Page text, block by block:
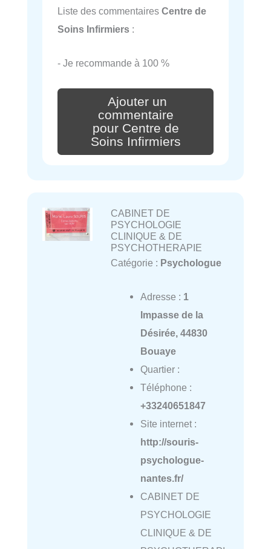
Liste des commentaires Centre de
Soins Infirmiers :
- Je recommande à 100 %
Ajouter un
commentaire
pour Centre de
Soins Infirmiers
CABINET DE
PSYCHOLOGIE
CLINIQUE & DE
PSYCHOTHERAPIE
Catégorie : Psychologue
Adresse : 1
Impasse de la
Désirée, 44830
Bouaye
Quartier :
Téléphone :
+33240651847
Site internet :
http://souris-
psychologue-
nantes.fr/
CABINET DE
PSYCHOLOGIE
CLINIQUE & DE